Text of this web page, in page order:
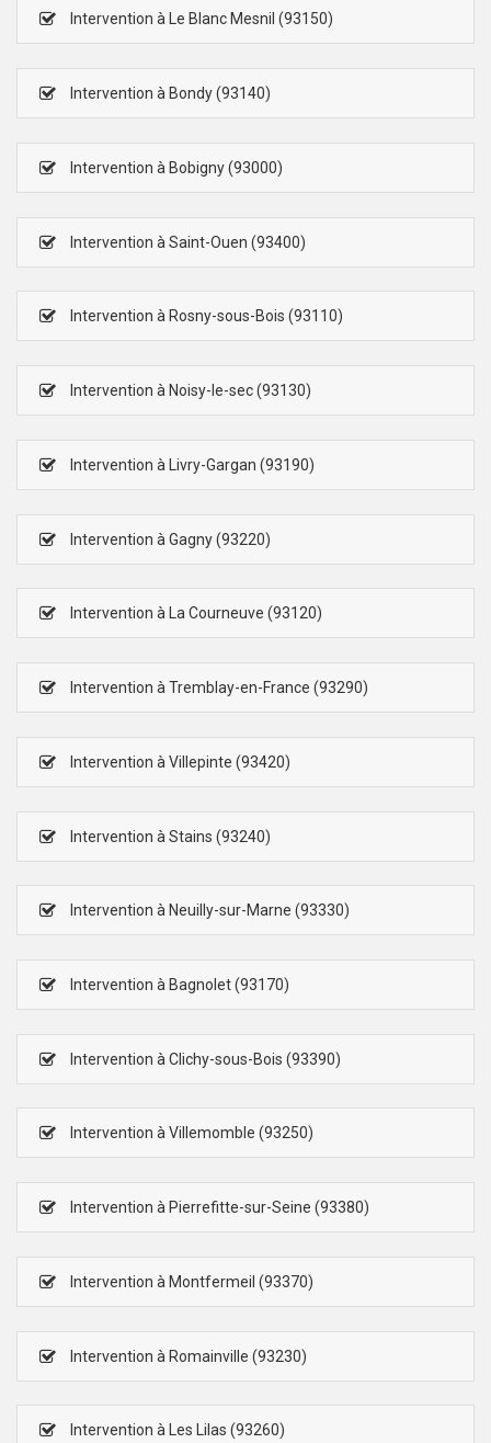
Intervention à Le Blanc Mesnil (93150)
Intervention à Bondy (93140)
Intervention à Bobigny (93000)
Intervention à Saint-Ouen (93400)
Intervention à Rosny-sous-Bois (93110)
Intervention à Noisy-le-sec (93130)
Intervention à Livry-Gargan (93190)
Intervention à Gagny (93220)
Intervention à La Courneuve (93120)
Intervention à Tremblay-en-France (93290)
Intervention à Villepinte (93420)
Intervention à Stains (93240)
Intervention à Neuilly-sur-Marne (93330)
Intervention à Bagnolet (93170)
Intervention à Clichy-sous-Bois (93390)
Intervention à Villemomble (93250)
Intervention à Pierrefitte-sur-Seine (93380)
Intervention à Montfermeil (93370)
Intervention à Romainville (93230)
Intervention à Les Lilas (93260)